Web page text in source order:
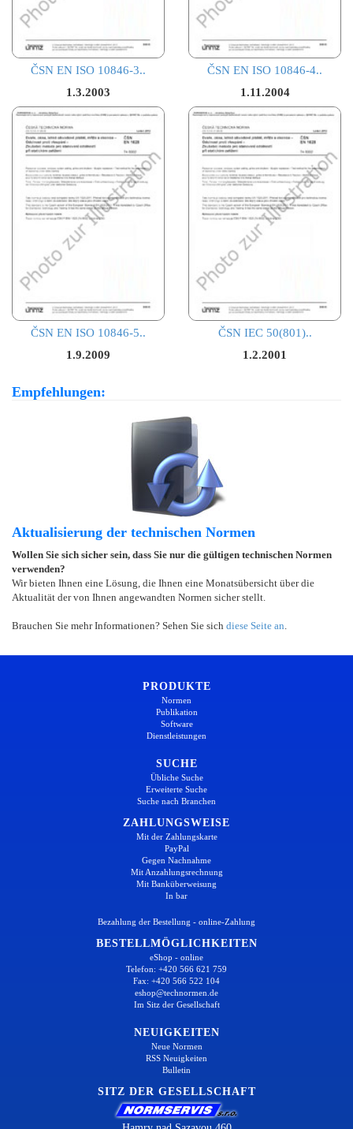
ČSN EN ISO 10846-3..
1.3.2003
ČSN EN ISO 10846-4..
1.11.2004
ČSN EN ISO 10846-5..
1.9.2009
ČSN IEC 50(801)..
1.2.2001
Empfehlungen:
Aktualisierung der technischen Normen
Wollen Sie sich sicher sein, dass Sie nur die gültigen technischen Normen
verwenden?
Wir bieten Ihnen eine Lösung, die Ihnen eine Monatsübersicht über die
Aktualität der von Ihnen angewandten Normen sicher stellt.
Brauchen Sie mehr Informationen? Sehen Sie sich diese Seite an
PRODUKTE
Normen
Publikation
Software
Dienstleistungen
SUCHE
Übliche Suche
Erweiterte Suche
Suche nach Branchen
ZAHLUNGSWEISE
Mit der Zahlungskarte
PayPal
Gegen Nachnahme
Mit Anzahlungsrechnung
Mit Banküberweisung
In bar
Bezahlung der Bestellung - online-Zahlung
BESTELLMÖGLICHKEITEN
eShop - online
Telefon: +420 566 621 759
Fax: +420 566 522 104
eshop@technormen.de
Im Sitz der Gesellschaft
NEUIGKEITEN
Neue Normen
RSS Neuigkeiten
Bulletin
SITZ DER GESELLSCHAFT